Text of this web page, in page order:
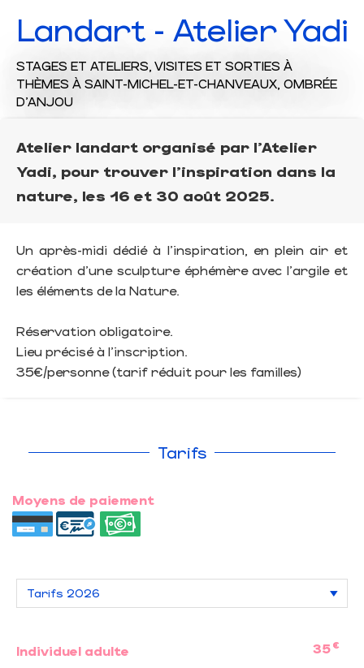
Landart - Atelier Yadi
STAGES ET ATELIERS, VISITES ET SORTIES À
THÈMES À SAINT-MICHEL-ET-CHANVEAUX, OMBRÉE
D'ANJOU
Atelier landart organisé par l'Atelier
Yadi, pour trouver l'inspiration dans la
nature, les 16 et 30 août 2025.
Un après-midi dédié à l'inspiration, en plein air et
création d'une sculpture éphémère avec l'argile et
les éléments de la Nature.
Réservation obligatoire.
Lieu précisé à l'inscription.
35€/personne (tarif réduit pour les familles)
Tarifs
Moyens de paiement
Individuel adulte 35 €